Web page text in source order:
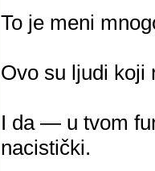
To je meni
Ovo su ljudi koji
I da — u tvom
nacistički.